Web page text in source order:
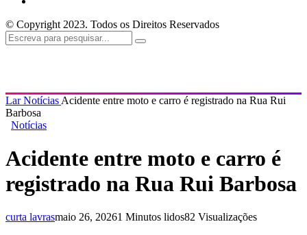
© Copyright 2023. Todos os Direitos Reservados
LarNotícias Acidente entre moto e carro é registrado na Rua Rui
Barbosa
Notícias
Acidente entre moto e carro é
registrado na Rua Rui Barbosa
curta lavrasmaio 26, 20261 Minutos lidos82 Visualizações